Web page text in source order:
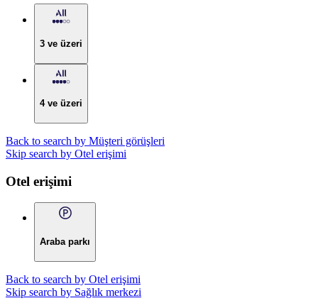
3 ve üzeri
4 ve üzeri
Back to search by Müşteri görüşleri
Skip search by Otel erişimi
Otel erişimi
Araba parkı
Back to search by Otel erişimi
Skip search by Sağlık merkezi